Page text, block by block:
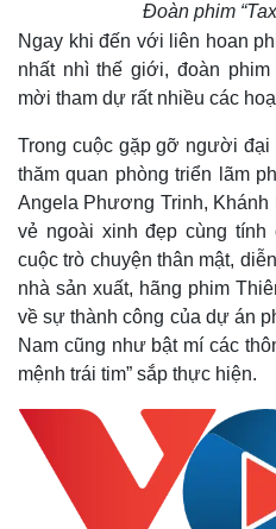
Đoàn phim
Ngay khi đến với liên hoan
nhất nhì thế giới, đoàn phim
mời tham dự rất nhiều các
Trong cuộc gặp gỡ người đại
thăm quan phòng triển lãm
Angela Phương Trinh,
vẻ ngoài xinh đẹp cùng
cuộc trò chuyện thân mật,
nhà sản xuất, hãng phim
về sự thành công của dự án
Nam cũng như bật mí các
mệnh trái tim” sắp thực hiện.